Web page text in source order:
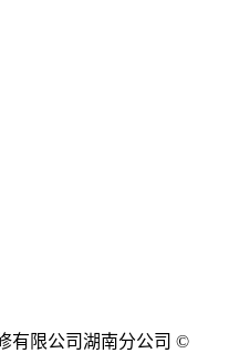
有限公司湖南分公司 ©